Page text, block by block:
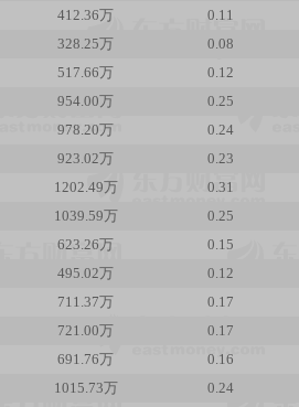
412.36万 0.11
328.25万 0.08
517.66万 0.12
954.00万 0.25
978.20万 0.24
923.02万 0.23
1202.49万 0.31
1039.59万 0.25
623.26万 0.15
495.02万 0.12
711.37万 0.17
721.00万 0.17
691.76万 0.16
1015.73万 0.24